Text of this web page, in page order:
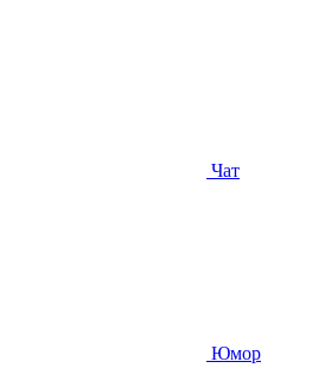
Чат
Юмор